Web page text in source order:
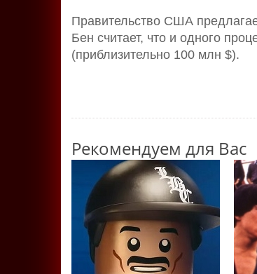
Правительство США
Бен считает, что и одного
(приблизительно 100 млн $).
Рекомендуем для Вас